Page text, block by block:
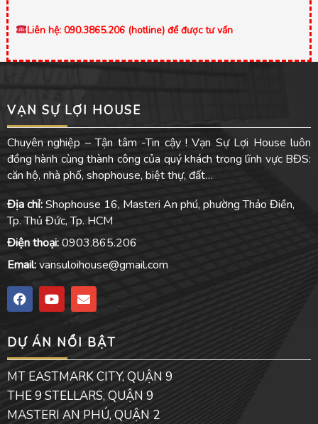
Liên hệ: 090.3865.206 (hotline) để được tư vấn
VẠN SỰ LỢI HOUSE
Chuyên nghiệp – Tận tâm -Tin cậy ! Vạn Sự Lợi House luôn
đồng hành cùng thành công của quý khách trong lĩnh vực BĐS:
căn hộ, nhà phố, shophouse, biệt thự, đất…
Địa chỉ:Shophouse 16, Masteri An phú, phường Thảo Điền,
Tp. Thủ Đức, Tp. HCM
Điện thoại:0903.865.206
Email:vansuloihouse@gmail.com
F
a
c
b
o
o
k
Y
o
u
u
b
e
E
n
v
o
p
e
DỰ ÁN NỔI BẬT
MT EASTMARK CITY, QUẬN 9
THE 9 STELLARS, QUẬN 9
MASTERI AN PHÚ, QUẬN 2